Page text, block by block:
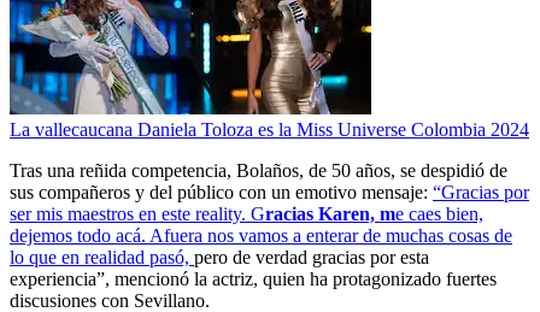
La vallecaucana Daniela Toloza es la Miss Universe Colombia 2024
Tras una reñida competencia, Bolaños, de 50 años, se despidió de
sus compañeros y del público con un emotivo mensaje: “Gracias por
ser mis maestros en este reality. Gracias Karen, me caes bien,
dejemos todo acá. Afuera nos vamos a enterar de muchas cosas de
lo que en realidad pasó, pero de verdad gracias por esta
experiencia”, mencionó la actriz, quien ha protagonizado fuertes
discusiones con Sevillano.